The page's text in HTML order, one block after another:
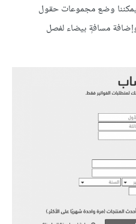
يمكننا وضع مجموعات حقول
مسافةٍ بيضاء لفصل